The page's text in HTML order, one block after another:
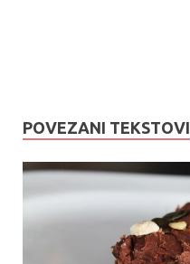
POVEZANI TEKSTOVI